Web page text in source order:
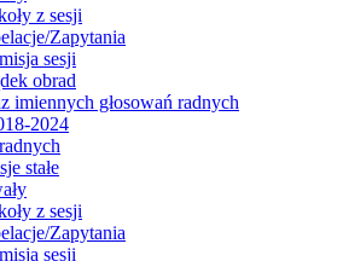
z sesji
Zapytania
sesji
obrad
imiennych głosowań radnych
2024
stałe
z sesji
Zapytania
sesji